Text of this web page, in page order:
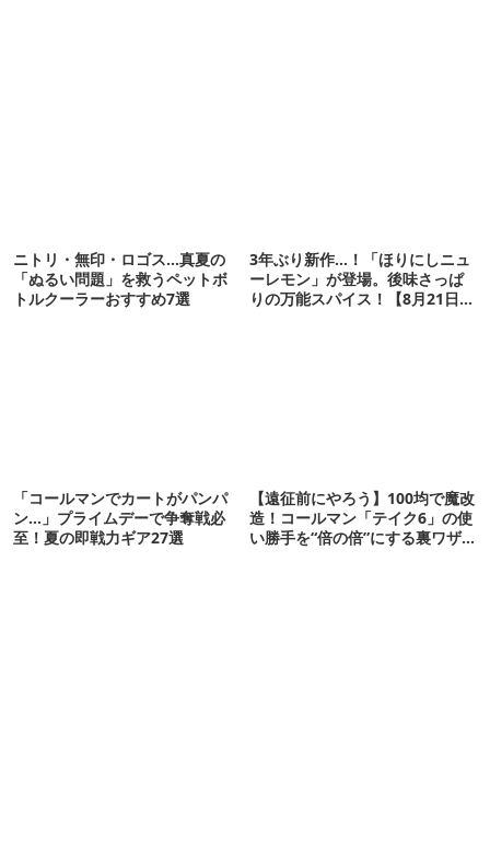
ニトリ・無印・ロゴス…真夏の
「ぬるい問題」を救うペットボ
トルクーラーおすすめ7選
3年ぶり新作…！「ほりにしニュ
ーレモン」が登場。後味さっぱ
りの万能スパイス！【8月21日発
「コールマンでカートがパンパ
ン…」プライムデーで争奪戦必
至！夏の即戦力ギア27選
【遠征前にやろう】100均で魔改
造！コールマン「テイク6」の使
い勝手を“倍の倍”にする裏ワザ6